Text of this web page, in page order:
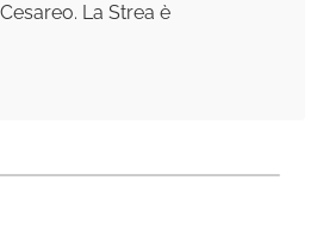
La Strea è